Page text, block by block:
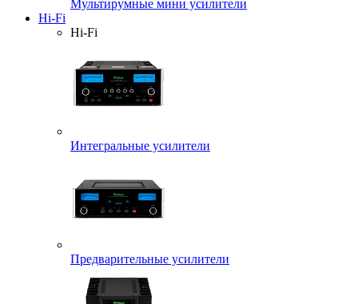
Мультирумные мини усилители
Hi-Fi
Hi-Fi
Интегральные усилители
Предварительные усилители